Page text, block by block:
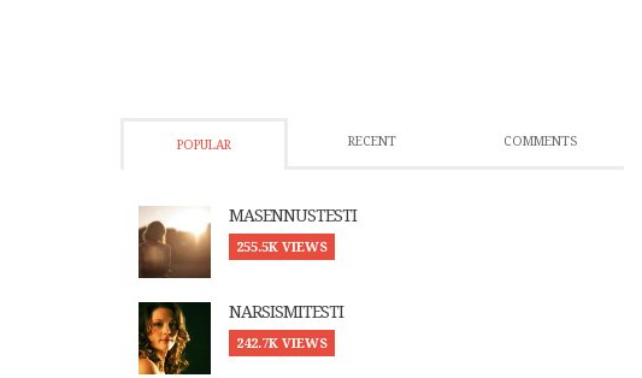
POPULAR RECENT COMMENTS
MASENNUSTESTI
255.5K VIEWS
NARSISMITESTI
242.7K VIEWS